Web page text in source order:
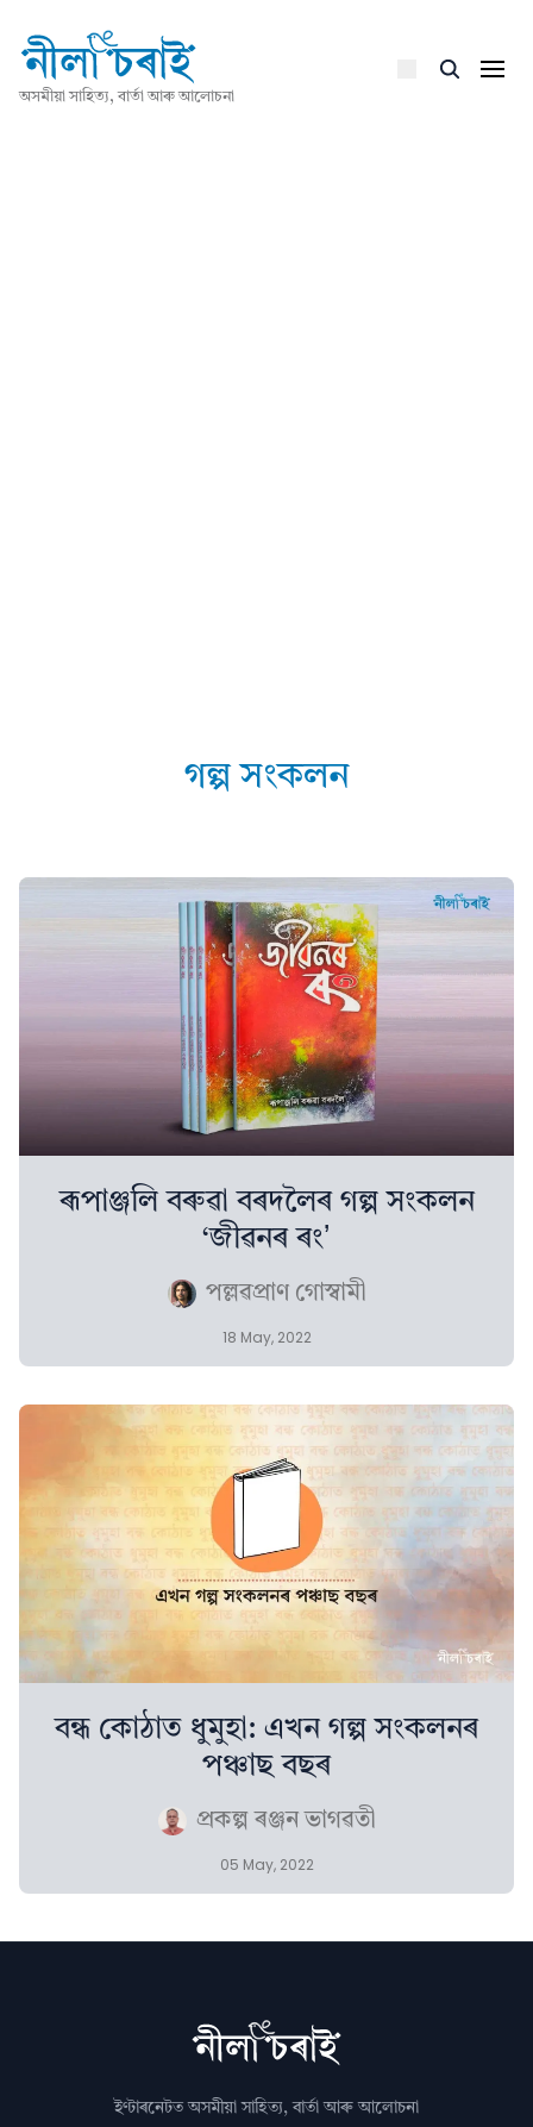
অসমীয়া সাহিত্য, বাৰ্তা আৰু আলোচনা
গল্প সংকলন
ৰূপাঞ্জলি বৰুৱা বৰদলৈৰ গল্প সংকলন
‘জীৱনৰ ৰংʼ
পল্লৱপ্ৰাণ গোস্বামী
18 May, 2022
বন্ধ কোঠাত ধুমুহা: এখন গল্প সংকলনৰ
পঞ্চাছ বছৰ
প্ৰকল্প ৰঞ্জন ভাগৱতী
05 May, 2022
ইণ্টাৰনেটত অসমীয়া সাহিত্য, বাৰ্তা আৰু আলোচনা